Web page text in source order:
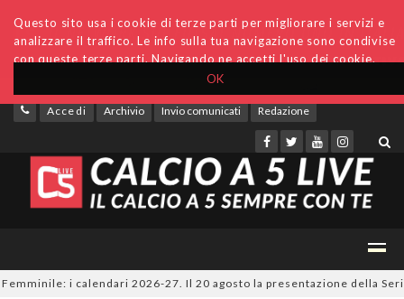
OK
Questo sito usa i cookie di terze parti per migliorare i servizi e
analizzare il traffico. Le info sulla tua navigazione sono condivise
con queste terze parti. Navigando ne accetti l'uso dei cookie.
Accedi Archivio Invio comunicati Redazione
i calendari 2026-27. Il 20 agosto la presentazione della Serie A